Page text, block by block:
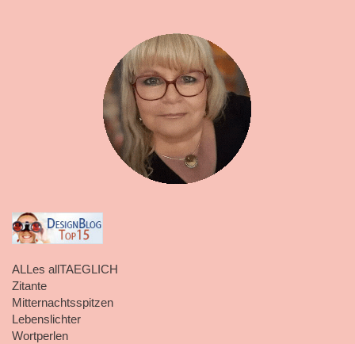
ALLes allTAEGLICH
Zitante
Mitternachtsspitzen
Lebenslichter
Wortperlen